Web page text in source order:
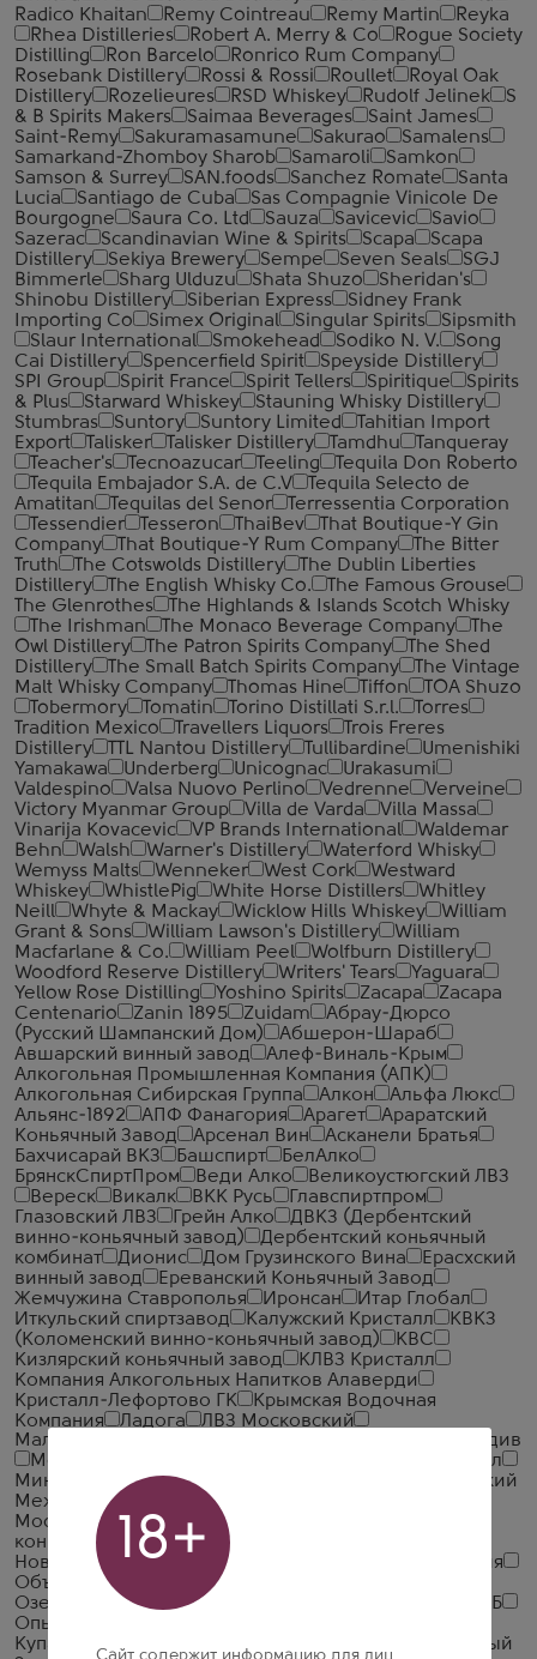
Radico Khaitan
Remy Cointreau Remy Martin
Reyka
Rhea Distilleries
Robert A. Merry & Co
Rogue Society
Distilling
Ron Barcelo
Ronrico Rum Company
Rosebank Distillery
Rossi & Rossi Roullet
Royal Oak
Distillery
Rozelieures RSD Whiskey Rudolf Jelinek
S
& B Spirits Makers
Saimaa Beverages
Saint James
Saint-Remy
Sakuramasamune Sakurao
Samalens
Samarkand-Zhomboy Sharob
Samaroli
Samkon
Samson & Surrey
SAN.foods Sanchez Romate
Santa
Lucia
Santiago de Cuba
Sas Compagnie Vinicole De
Bourgogne
Saura Co. Ltd Sauza Savicevic
Savio
Sazerac
Scandinavian Wine & Spirits Scapa
Scapa
Distillery
Sekiya Brewery Sempe Seven Seals
SGJ
Bimmerle
Sharg Ulduzu Shata Shuzo
Sheridan's
Shinobu Distillery
Siberian Express
Sidney Frank
Importing Co
Simex Original Singular Spirits
Sipsmith
Slaur International
Smokehead Sodiko N. V.
Song
Cai Distillery
Spencerfield Spirit
Speyside Distillery
SPI Group
Spirit France Spirit Tellers Spiritique
Spirits
& Plus
Starward Whiskey
Stauning Whisky Distillery
Stumbras
Suntory Suntory Limited
Tahitian Import
Export
Talisker Talisker Distillery Tamdhu
Tanqueray
Teacher's
Tecnoazucar Teeling
Tequila Don Roberto
Tequila Embajador S.A. de C.V
Tequila Selecto de
Amatitan
Tequilas del Senor
Terressentia Corporation
Tessendier
Tesseron ThaiBev
That Boutique-Y Gin
Company
That Boutique-Y Rum Company
The Bitter
Truth
The Cotswolds Distillery
The Dublin Liberties
Distillery
The English Whisky Co.
The Famous Grouse
The Glenrothes
The Highlands & Islands Scotch Whisky
The Irishman
The Monaco Beverage Company
The
Owl Distillery
The Patron Spirits Company
The Shed
Distillery
The Small Batch Spirits Company
The Vintage
Malt Whisky Company
Thomas Hine Tiffon
TOA Shuzo
Tobermory
Tomatin Torino Distillati S.r.l.
Torres
Tradition Mexico
Travellers Liquors
Trois Freres
Distillery
TTL Nantou Distillery Tullibardine
Umenishiki
Yamakawa
Underberg Unicognac
Urakasumi
Valdespino
Valsa Nuovo Perlino Vedrenne
Verveine
Victory Myanmar Group
Villa de Varda
Villa Massa
Vinarija Kovacevic
VP Brands International
Waldemar
Behn
Walsh Warner's Distillery
Waterford Whisky
Wemyss Malts
Wenneker West Cork
Westward
Whiskey
WhistlePig White Horse Distillers
Whitley
Neill
Whyte & Mackay Wicklow Hills Whiskey
William
Grant & Sons
William Lawson's Distillery
William
Macfarlane & Co.
William Peel
Wolfburn Distillery
Woodford Reserve Distillery
Writers' Tears
Yaguara
Yellow Rose Distilling
Yoshino Spirits Zacapa
Zacapa
Centenario
Zanin 1895 Zuidam
Абрау-Дюрсо
(Русский Шампанский Дом)
Абшерон-Шараб
Авшарский винный завод
Алеф-Виналь-Крым
Алкогольная Промышленная Компания (АПК)
Алкогольная Сибирская Группа
Алкон
Альфа Люкс
Альянс-1892
АПФ Фанагория Арагет
Араратский
Коньячный Завод
Арсенал Вин
Асканели Братья
Бахчисарай ВКЗ
Башспирт
БелАлко
БрянскСпиртПром
Веди Алко
Великоустюгский ЛВЗ
Вереск
Викалк ВКК Русь
Главспиртпром
Глазовский ЛВЗ
Грейн Алко
ДВКЗ (Дербентский
винно-коньячный завод)
Дербентский коньячный
комбинат
Дионис Дом Грузинского Вина
Ерасхский
винный завод
Ереванский Коньячный Завод
Жемчужина Ставрополья
Иронсан
Итар Глобал
Иткульский спиртзавод
Калужский Кристалл
КВКЗ
(Коломенский винно-коньячный завод)
КВС
Кизлярский коньячный завод
КЛВЗ Кристалл
Компания Алкогольных Напитков Алаверди
Кристалл-Лефортово ГК
Крымская Водочная
Компания
Ладога
ЛВЗ Московский
Малиновщизненский Спиртоводочный Завод Аквадив
Мердзаванский коньячный завод
Минск Кристалл
Минский завод виноградных вин
ММВЗ (Московский
Межреспубликанский Винодельческий Завод)
Московский завод Кристалл
коньячный завод
Национал Алко
Новокубанское
Объединенная Водочная Компания
Объединенные Пензенские Водочные Заводы
Озерский спиртоводочный завод (ОСВЗ)
ООО ССБ
Опытный завод НИВА
Купажный Завод
Пермалко
Прошянский Коньячный
18+
Сайт содержит информацию для лиц